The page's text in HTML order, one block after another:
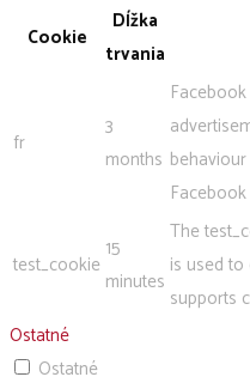
Cookie
Dĺžka
trvania
fr
3
months
test_cookie
15
minutes
The
is used
supports
Ostatné
Ostatné